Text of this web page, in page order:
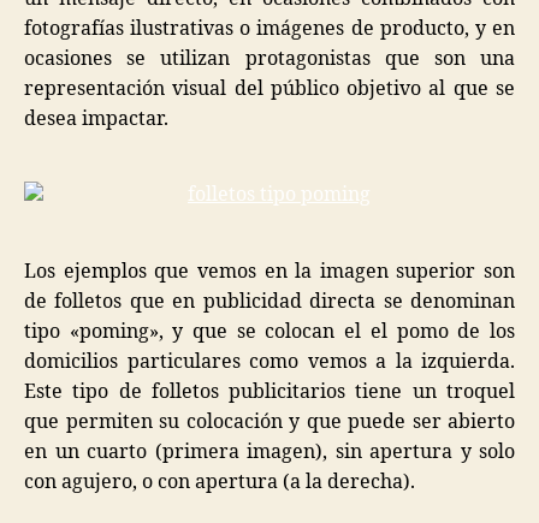
fotografías ilustrativas o imágenes de producto, y en
ocasiones se utilizan protagonistas que son una
representación visual del público objetivo al que se
desea impactar.
Los ejemplos que vemos en la imagen superior son
de folletos que en publicidad directa se denominan
tipo «poming», y que se colocan el el pomo de los
domicilios particulares como vemos a la izquierda.
Este tipo de folletos publicitarios tiene un troquel
que permiten su colocación y que puede ser abierto
en un cuarto (primera imagen), sin apertura y solo
con agujero, o con apertura (a la derecha).